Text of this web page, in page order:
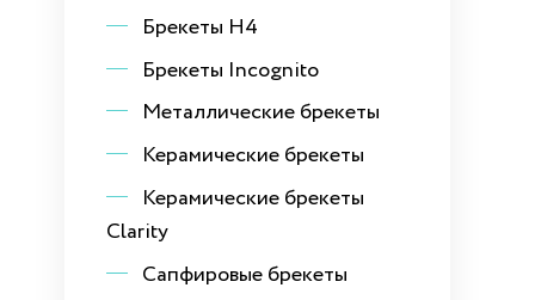
Брекеты H4
Брекеты Incognito
Металлические брекеты
Керамические брекеты
Керамические брекеты
Clarity
Сапфировые брекеты